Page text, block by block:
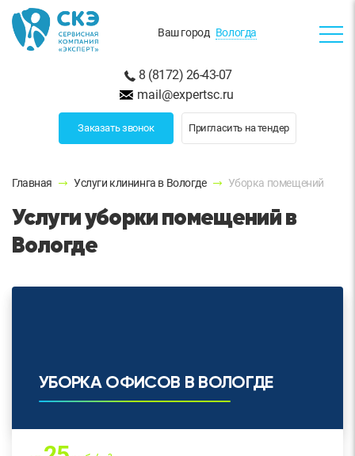
Ваш город Вологда
8 (8172) 26-43-07
mail@expertsc.ru
Заказать звонок Пригласить на тендер
Главная Услуги клининга в Вологде Уборка помещений
Услуги уборки помещений в
Вологде
УБОРКА ОФИСОВ В ВОЛОГДЕ